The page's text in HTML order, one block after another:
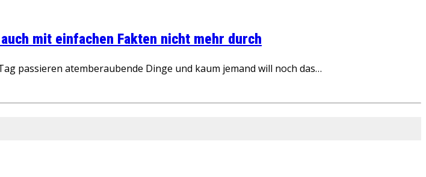
mit einfachen Fakten nicht mehr durch
passieren atemberaubende Dinge und kaum jemand will noch das…